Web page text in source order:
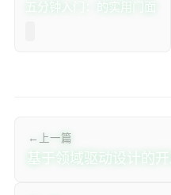
SJF4J 五分钟入门：Java 的实用 JSON 门面
← 上一篇
[ddd-java-1]基于领域驱动设计